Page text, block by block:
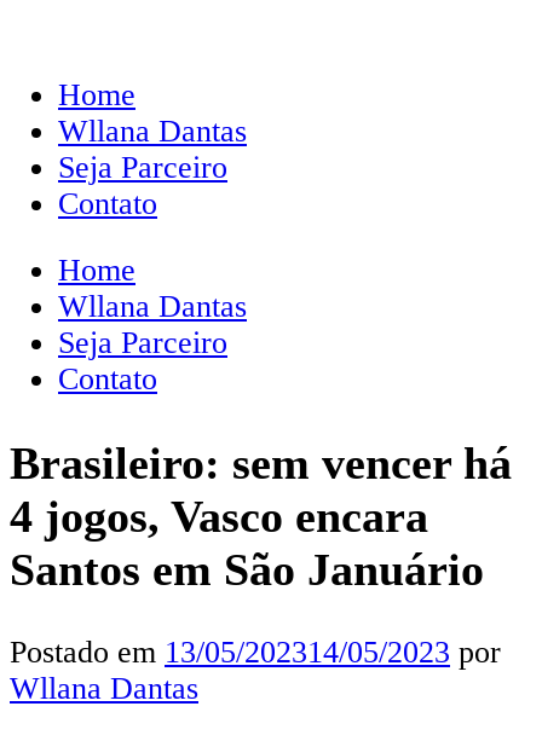
Home
Wllana Dantas
Seja Parceiro
Contato
Home
Wllana Dantas
Seja Parceiro
Contato
Brasileiro: sem vencer há
4 jogos, Vasco encara
Santos em São Januário
Postado em 13/05/202314/05/2023 por
Wllana Dantas